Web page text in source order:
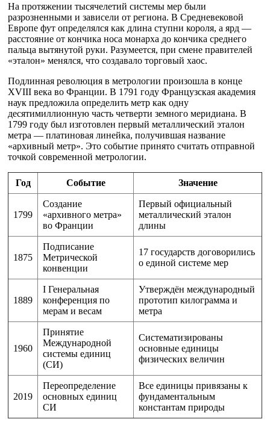
На протяжении тысячелетий системы мер были
разрозненными и зависели от региона. В Средневековой
Европе фут определялся как длина ступни короля, а ярд —
расстояние от кончика носа монарха до кончика среднего
пальца вытянутой руки. Разумеется, при смене правителей
«эталон» менялся, что создавало торговый хаос.
Подлинная революция в метрологии произошла в конце
XVIII века во Франции. В 1791 году Французская академия
наук предложила определить метр как одну
десятимиллионную часть четверти земного меридиана. В
1799 году был изготовлен первый металлический эталон
метра — платиновая линейка, получившая название
«архивный метр». Это событие принято считать отправной
точкой современной метрологии.
Год Событие Значение
1799
Создание
«архивного метра»
во Франции
Первый официальный
металлический эталон
длины
1875
Подписание
Метрической
конвенции
17 государств договорились
о единой системе мер
1889
I Генеральная
конференция по
мерам и весам
Утверждён международный
прототип килограмма и
метра
1960
Принятие
Международной
системы единиц
(СИ)
Систематизированы
основные единицы
физических величин
2019
Переопределение
основных единиц
СИ
Все единицы привязаны к
фундаментальным
константам природы